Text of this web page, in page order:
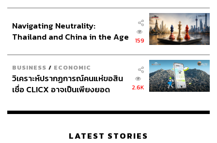
Navigating Neutrality:
Thailand and China in the Age
159
BUSINESS / ECONOMIC
วิเคราะห์ปรากฏการณ์คนแห่ขอสิน
เชื่อ CLICX อาจเป็นเพียงยอด
เรือนไทยที่ถูกซุกไว้
2.6K
LATEST STORIES